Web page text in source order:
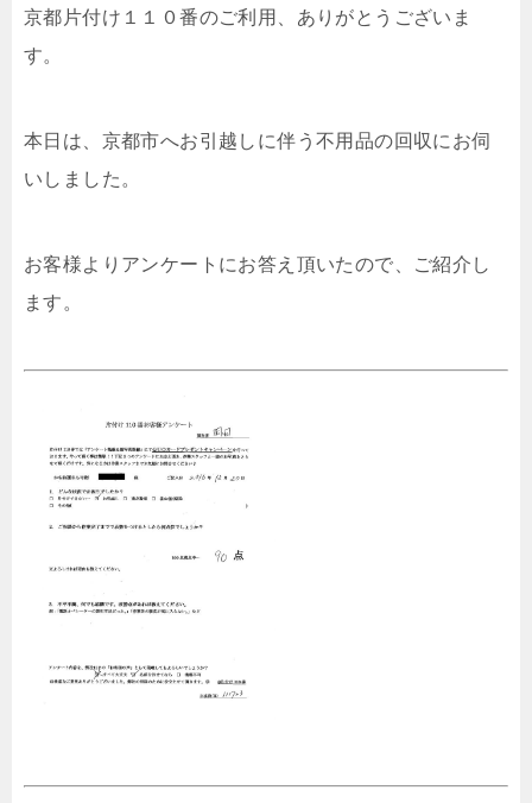
京都片付け１１０番のご利用、ありがとうございま
す。
本日は、京都市へお引越しに伴う不用品の回収にお伺
いしました。
お客様よりアンケートにお答え頂いたので、ご紹介し
ます。